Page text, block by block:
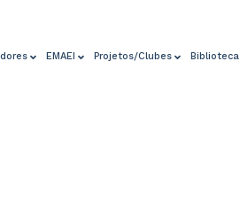
EMAEI Projetos/Clubes Biblioteca